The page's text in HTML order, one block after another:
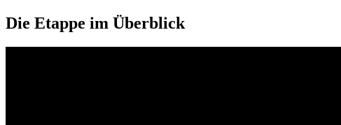
Die Etappe im Überblick